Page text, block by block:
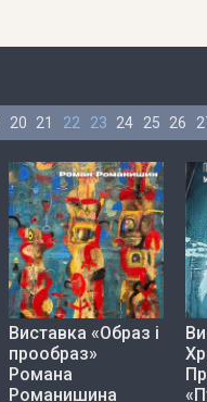
20 21 22 23 24 25 26
Виставка «Образ і
прообраз»
Романа
Романишина